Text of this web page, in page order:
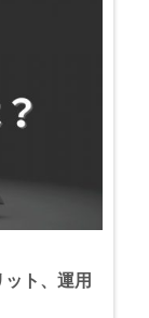
ト、運用